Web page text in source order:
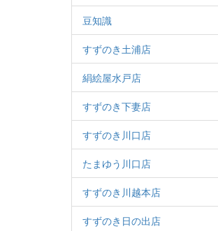
豆知識
すずのき土浦店
絹絵屋水戸店
すずのき下妻店
すずのき川口店
たまゆう川口店
すずのき川越本店
すずのき日の出店